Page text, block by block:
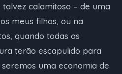
calamitoso – de uma
meus filhos, ou na
quando todas as
terão escapulido para
uma economia de